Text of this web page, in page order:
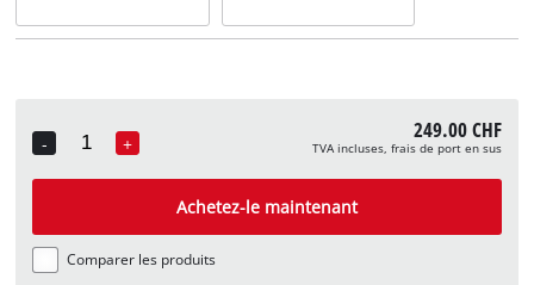
-
Quantity
+ 249.00 CHF
TVA incluses, frais de port en sus
Achetez-le maintenant
Comparer les produits